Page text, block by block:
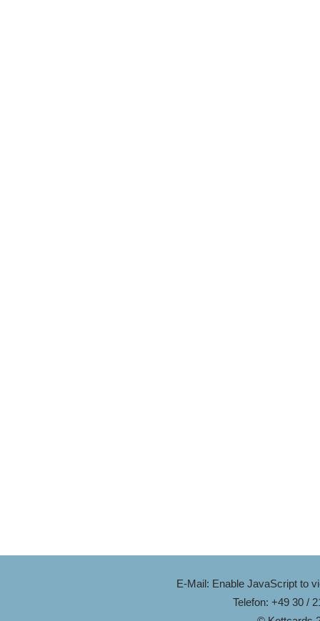
E-Mail: Enable JavaScript to
Telefon: +49 30 /